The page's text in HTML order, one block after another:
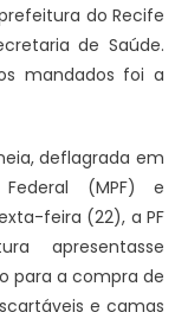
do Recife
de Saúde.
mandados foi a
deflagrada em
(MPF) e
feira (22), a PF
apresentasse
para a compra de
e camas